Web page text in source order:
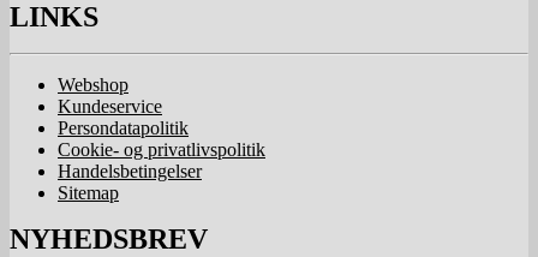
LINKS
Webshop
Kundeservice
Persondatapolitik
Cookie- og privatlivspolitik
Handelsbetingelser
Sitemap
NYHEDSBREV